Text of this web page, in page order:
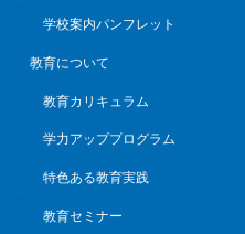
学校案内パンフレット
教育について
教育カリキュラム
学力アッププログラム
特色ある教育実践
教育セミナー